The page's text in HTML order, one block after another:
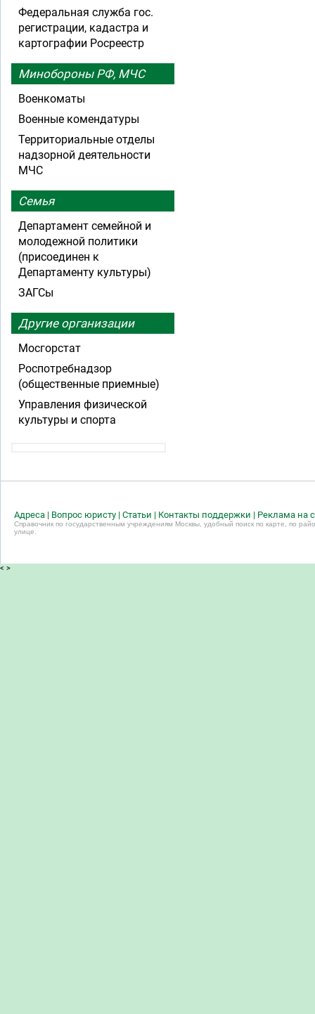
Федеральная служба гос.
регистрации, кадастра и
картографии Росреестр
Минобороны РФ, МЧС
Военкоматы
Военные комендатуры
Территориальные отделы
надзорной деятельности
МЧС
Семья
Департамент семейной и
молодежной политики
(присоединен к
Департаменту культуры)
ЗАГСы
Другие организации
Мосгорстат
Роспотребнадзор
(общественные приемные)
Управления физической
культуры и спорта
Адреса | Вопрос юристу | Статьи | Контакты поддержки | Реклама на
Справочник по государственным учреждениям Москвы, удобный поиск по карте, по
улице.
< >